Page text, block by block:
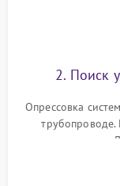
2. Поиск
Опрессовка
трубопроводе.
продувка